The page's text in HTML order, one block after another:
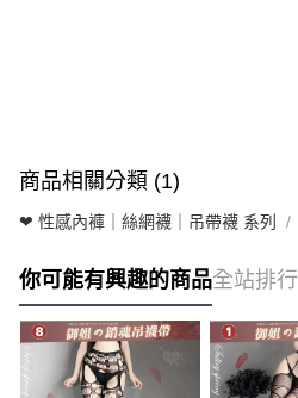
商品相關分類 (1)
❤ 性感內褲｜絲網襪｜吊帶襪 系列
你可能有興趣的商品全站排行